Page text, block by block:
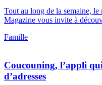
Tout au long de la semaine,
Magazine vous invite à
Famille
Coucouning, l’appli
d’adresses